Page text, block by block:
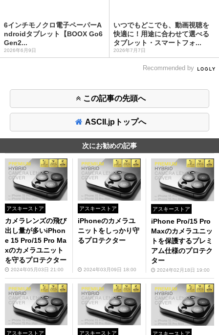
6インチモノクロ電子ペーパーA
ndroidタブレット【BOOX Go6
Gen2...
2026年6月9日
いつでもどこでも、動画視聴を
快適に！用途に合わせて選べる
タブレット・スマートフォ...
2026年7月7日
Recommended by
この記事の先頭へ
ASCII.jpトップへ
次にお勧めの記事
アスキーストア
カメラレンズの飛び
出し量が多いiPhon
e 15 Pro/15 Pro Ma
xのカメラユニット
を守るプロテクター
2024年05月03日 21:00
アスキーストア
iPhoneのカメラユ
ニットをしっかり守
るプロテクター
2024年03月09日 18:00
アスキーストア
iPhone Pro/15 Pro
Maxのカメラユニッ
トを保護するプレミ
アム仕様のプロテク
ター
2024年02月18日 19:00
アスキーストア アスキーストア アスキーストア